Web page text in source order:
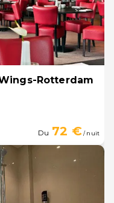
Rotterdam
Du 72 €/ nuit